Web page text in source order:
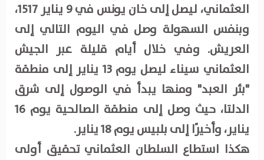
العثماني، ليصل إلى خان يونس في 9 يناير 1517،
وبنفس السهولة وصل في اليوم التالي إلى
العريش. وفي خلال أيام قليلة عبر الجيش
العثماني سيناء ليصل يوم 13 يناير إلى منطقة
"بئر العبد" ومنها يبدأ في الوصول إلى شرق
الدلتا، حيث وصل إلى منطقة الصالحية يوم 16
يناير، وأخيرًا إلى بلبيس يوم 18 يناير.
هكذا استطاع السلطان العثماني تحقيق أولى